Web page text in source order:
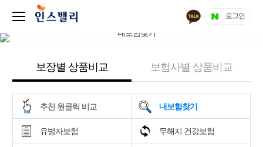
로그인
보장별 상품비교 보험사별 상품비교
추천 원클릭 비교 내보험찾기
유병자보험 무해지 건강보험